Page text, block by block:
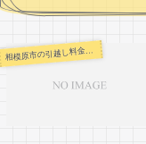
相模原市の引越し料金・代金相場・見積り情報